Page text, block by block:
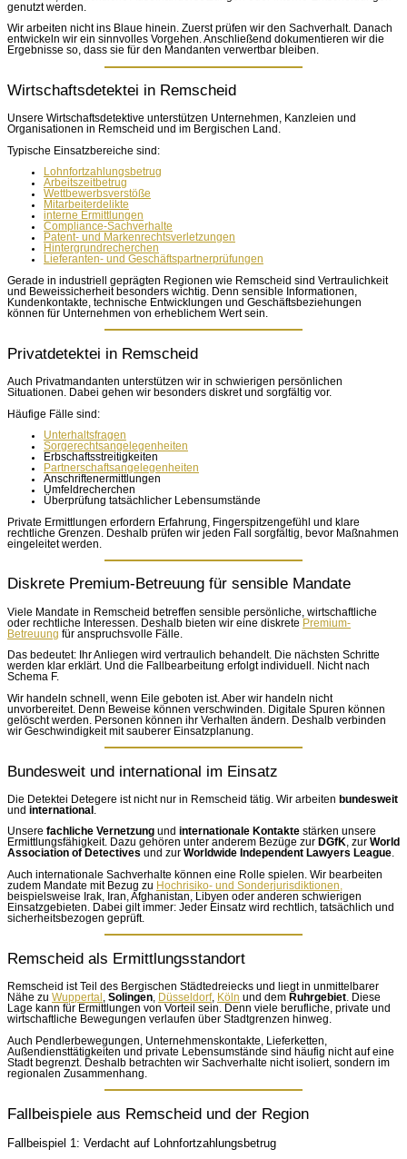
genutzt werden.
Wir arbeiten nicht ins Blaue hinein. Zuerst prüfen wir den Sachverhalt. Danach
entwickeln wir ein sinnvolles Vorgehen. Anschließend dokumentieren wir die
Ergebnisse so, dass sie für den Mandanten verwertbar bleiben.
Wirtschaftsdetektei in Remscheid
Unsere Wirtschaftsdetektive unterstützen Unternehmen, Kanzleien und
Organisationen in Remscheid und im Bergischen Land.
Typische Einsatzbereiche sind:
Lohnfortzahlungsbetrug
Arbeitszeitbetrug
Wettbewerbsverstöße
Mitarbeiterdelikte
interne Ermittlungen
Compliance-Sachverhalte
Patent- und Markenrechtsverletzungen
Hintergrundrecherchen
Lieferanten- und Geschäftspartnerprüfungen
Gerade in industriell geprägten Regionen wie Remscheid sind Vertraulichkeit
und Beweissicherheit besonders wichtig. Denn sensible Informationen,
Kundenkontakte, technische Entwicklungen und Geschäftsbeziehungen
können für Unternehmen von erheblichem Wert sein.
Privatdetektei in Remscheid
Auch Privatmandanten unterstützen wir in schwierigen persönlichen
Situationen. Dabei gehen wir besonders diskret und sorgfältig vor.
Häufige Fälle sind:
Unterhaltsfragen
Sorgerechtsangelegenheiten
Erbschaftsstreitigkeiten
Partnerschaftsangelegenheiten
Anschriftenermittlungen
Umfeldrecherchen
Überprüfung tatsächlicher Lebensumstände
Private Ermittlungen erfordern Erfahrung, Fingerspitzengefühl und klare
rechtliche Grenzen. Deshalb prüfen wir jeden Fall sorgfältig, bevor Maßnahmen
eingeleitet werden.
Diskrete Premium-Betreuung für sensible Mandate
Viele Mandate in Remscheid betreffen sensible persönliche, wirtschaftliche
oder rechtliche Interessen. Deshalb bieten wir eine diskrete Premium-
Betreuung für anspruchsvolle Fälle.
Das bedeutet: Ihr Anliegen wird vertraulich behandelt. Die nächsten Schritte
werden klar erklärt. Und die Fallbearbeitung erfolgt individuell. Nicht nach
Schema F.
Wir handeln schnell, wenn Eile geboten ist. Aber wir handeln nicht
unvorbereitet. Denn Beweise können verschwinden. Digitale Spuren können
gelöscht werden. Personen können ihr Verhalten ändern. Deshalb verbinden
wir Geschwindigkeit mit sauberer Einsatzplanung.
Bundesweit und international im Einsatz
Die Detektei Detegere ist nicht nur in Remscheid tätig. Wir arbeiten bundesweit
und international
Unsere fachliche Vernetzung und internationale Kontakte stärken unsere
Ermittlungsfähigkeit. Dazu gehören unter anderem Bezüge zur DGfK, zur World
Association of Detectives und zur Worldwide Independent Lawyers League.
Auch internationale Sachverhalte können eine Rolle spielen. Wir bearbeiten
zudem Mandate mit Bezug zu Hochrisiko- und Sonderjurisdiktionen,
beispielsweise Irak, Iran, Afghanistan, Libyen oder anderen schwierigen
Einsatzgebieten. Dabei gilt immer: Jeder Einsatz wird rechtlich, tatsächlich und
sicherheitsbezogen geprüft.
Remscheid als Ermittlungsstandort
Remscheid ist Teil des Bergischen Städtedreiecks und liegt in unmittelbarer
Nähe zu Wuppertal Solingen Düsseldorf, Köln und dem Ruhrgebiet . Diese
Lage kann für Ermittlungen von Vorteil sein. Denn viele berufliche, private und
wirtschaftliche Bewegungen verlaufen über Stadtgrenzen hinweg.
Auch Pendlerbewegungen, Unternehmenskontakte, Lieferketten,
Außendiensttätigkeiten und private Lebensumstände sind häufig nicht auf eine
Stadt begrenzt. Deshalb betrachten wir Sachverhalte nicht isoliert, sondern im
regionalen Zusammenhang.
Fallbeispiele aus Remscheid und der Region
Fallbeispiel 1: Verdacht auf Lohnfortzahlungsbetrug